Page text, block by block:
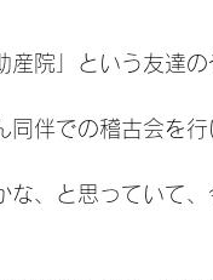
産院」という友達
伴での稽古会を行
な、と思っていて